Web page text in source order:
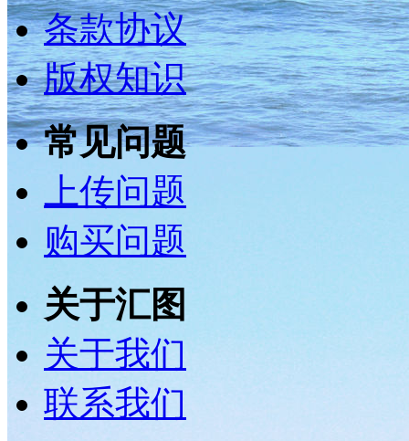
条款协议
版权知识
常见问题
上传问题
购买问题
关于汇图
关于我们
联系我们